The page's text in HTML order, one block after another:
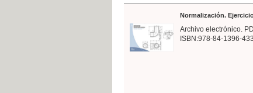
Normalización.
Archivo electrónico.
ISBN:978-84-1396-